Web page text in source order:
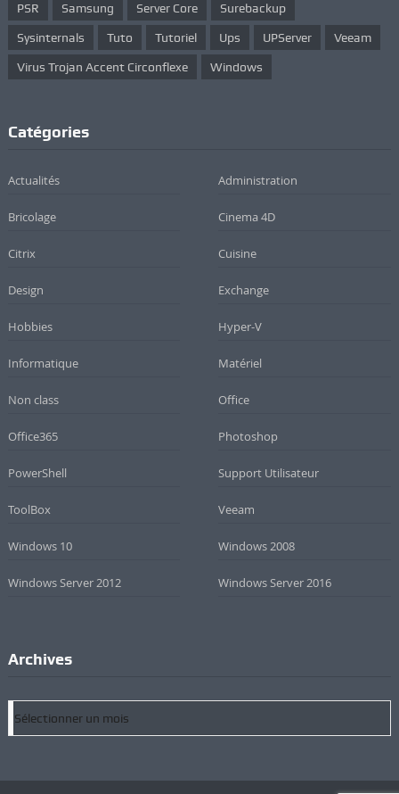
PSR Samsung Server Core Surebackup
Sysinternals Tuto Tutoriel Ups UPServer Veeam
Virus Trojan Accent Circonflexe Windows
Catégories
Actualités Administration
Bricolage Cinema 4D
Citrix Cuisine
Design Exchange
Hobbies Hyper-V
Informatique Matériel
Non class Office
Office365 Photoshop
PowerShell Support Utilisateur
ToolBox Veeam
Windows 10 Windows 2008
Windows Server 2012 Windows Server 2016
Archives